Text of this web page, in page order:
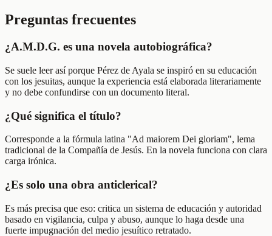
Preguntas frecuentes
¿A.M.D.G. es una novela autobiográfica?
Se suele leer así porque Pérez de Ayala se inspiró en su educación
con los jesuitas, aunque la experiencia está elaborada literariamente
y no debe confundirse con un documento literal.
¿Qué significa el título?
Corresponde a la fórmula latina "Ad maiorem Dei gloriam", lema
tradicional de la Compañía de Jesús. En la novela funciona con clara
carga irónica.
¿Es solo una obra anticlerical?
Es más precisa que eso: critica un sistema de educación y autoridad
basado en vigilancia, culpa y abuso, aunque lo haga desde una
fuerte impugnación del medio jesuítico retratado.